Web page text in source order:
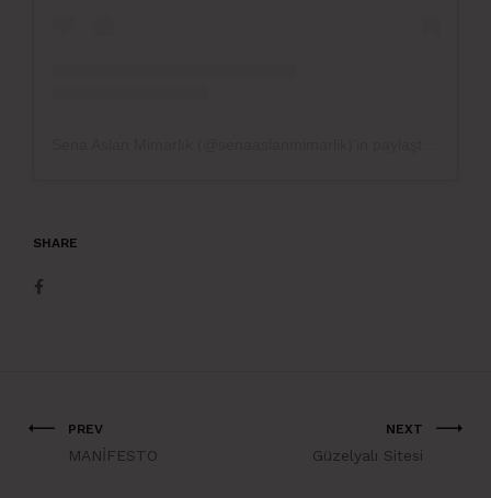
SHARE
PREV
MANİFESTO
NEXT
Güzelyalı Sitesi